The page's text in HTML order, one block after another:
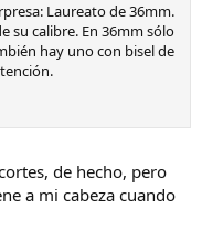
Laureato de 36mm.
su calibre. En 36mm sólo
hay uno con bisel de
de hecho, pero
a mi cabeza cuando